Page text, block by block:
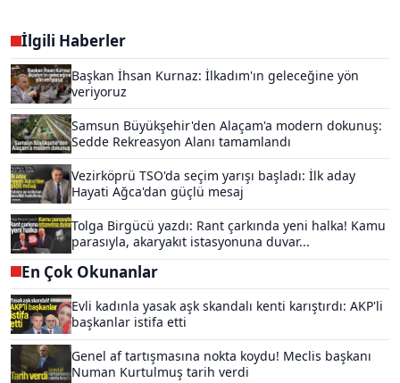
İlgili Haberler
Başkan İhsan Kurnaz: İlkadım'ın geleceğine yön
veriyoruz
Samsun Büyükşehir'den Alaçam'a modern dokunuş:
Sedde Rekreasyon Alanı tamamlandı
Vezirköprü TSO'da seçim yarışı başladı: İlk aday
Hayati Ağca'dan güçlü mesaj
Tolga Birgücü yazdı: Rant çarkında yeni halka! Kamu
parasıyla, akaryakıt istasyonuna duvar...
En Çok Okunanlar
Evli kadınla yasak aşk skandalı kenti karıştırdı: AKP'li
başkanlar istifa etti
Genel af tartışmasına nokta koydu! Meclis başkanı
Numan Kurtulmuş tarih verdi